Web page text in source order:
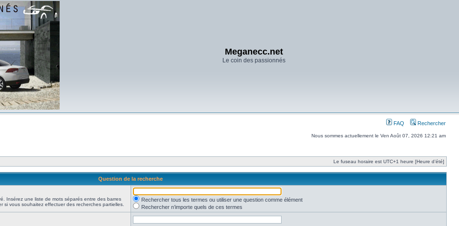
Meganecc.net
Le coin des passionnés
FAQ Rechercher
Nous sommes actuellement le Ven Août 07, 2026 12:21 am
Le fuseau horaire est UTC+1 heure [Heure d’été]
Question de la recherche
Insérez une liste de mots séparés entre des barres
si vous souhaitez effectuer des recherches partielles.
Rechercher tous les termes ou utiliser une question comme élément
Rechercher n’importe quels de ces termes